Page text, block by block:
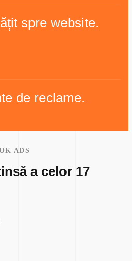
spre website.
de reclame.
ADS
a celor 17